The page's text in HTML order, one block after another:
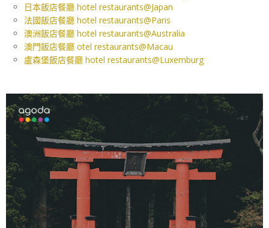
日本飯店餐廳 hotel restaurants@Japan
法國飯店餐廳 hotel restaurants@Paris
澳洲飯店餐廳 hotel restaurants@Australia
澳門飯店餐廳 otel restaurants@Macau
盧森堡飯店餐廳 hotel restaurants@Luxemburg